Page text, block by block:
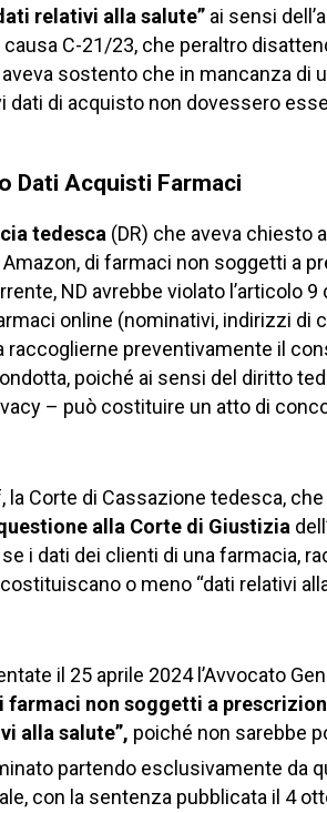
relativi alla salute” ai sensi
C-21/23, che peraltro
sostento che in mancanza di
dati di acquisto non dovessero
Dati Acquisti Farmaci
tedesca (DR) che aveva chiesto
di farmaci non soggetti a
ND avrebbe violato l’articolo 9
online (nominativi, indirizzi di
preventivamente il
poiché ai sensi del diritto
– può costituire un atto di
Corte di Cassazione tedesca,
alla Corte di Giustizia
i dati dei clienti di una farmacia,
o meno “dati relativi
il 25 aprile 2024 l’Avvocato
farmaci non soggetti a
alla salute”, poiché non sarebbe
partendo esclusivamente da
con la sentenza pubblicata il 4